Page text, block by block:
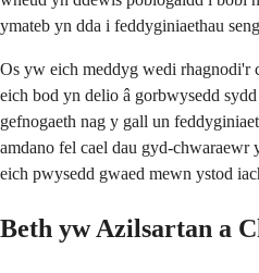
ymateb yn dda i feddyginiaethau
Os yw eich meddyg wedi rhagnodi'r
eich bod yn delio â gorbwysedd
gefnogaeth nag y gall un
amdano fel cael dau gyd-
eich pwysedd gwaed mewn ystod
Beth yw Azilsartan a